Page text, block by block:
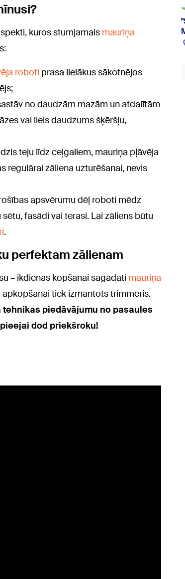
kuros stumjamais mauriņa
roboti prasa lielākus sākotnējos
no daudzām mazām un atdalītām
vai liels daudzums šķēršļu,
teju līdz ceļgaliem, mauriņa pļāvēja
regulārai zāliena uzturēšanai, nevis
apsvērumu dēļ roboti mēdz
fasādi vai terasi. Lai zāliens būtu
.
perfektam zālienam
– ikdienas kopšanai sagādāti mauriņa
tiek izmantots trimmeris.
piedāvājumu no pasaules
dod priekšroku!